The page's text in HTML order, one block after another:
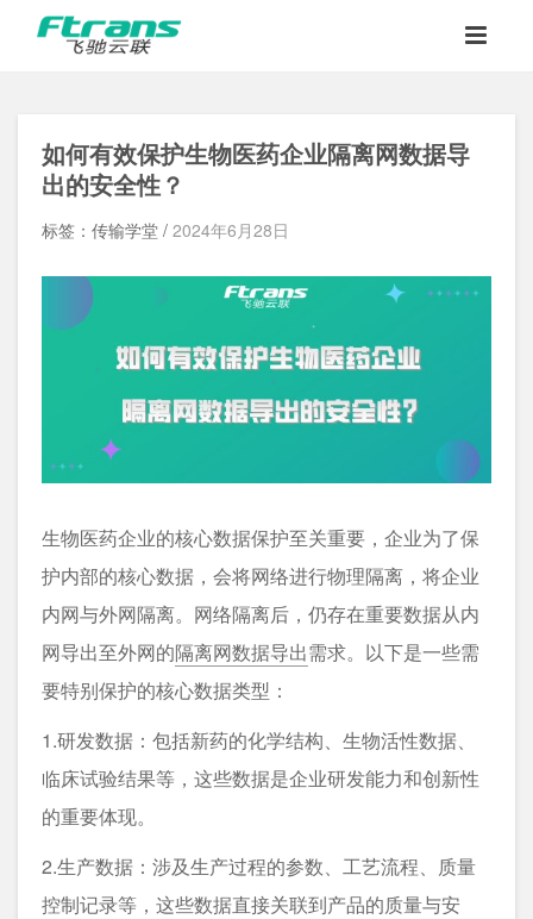
如何有效保护生物医药企业隔离网数据导
出的安全性？
标签：传输学堂 / 2024年6月28日
生物医药企业的核心数据保护至关重要，企业为了保
护内部的核心数据，会将网络进行物理隔离，将企业
内⽹与外⽹隔离。⽹络隔离后，仍存在重要数据从内
网导出至外网的隔离网数据导出需求。以下是一些需
要特别保护的核心数据类型：
1.研发数据：包括新药的化学结构、生物活性数据、
临床试验结果等，这些数据是企业研发能力和创新性
的重要体现。
2.生产数据：涉及生产过程的参数、工艺流程、质量
控制记录等，这些数据直接关联到产品的质量与安